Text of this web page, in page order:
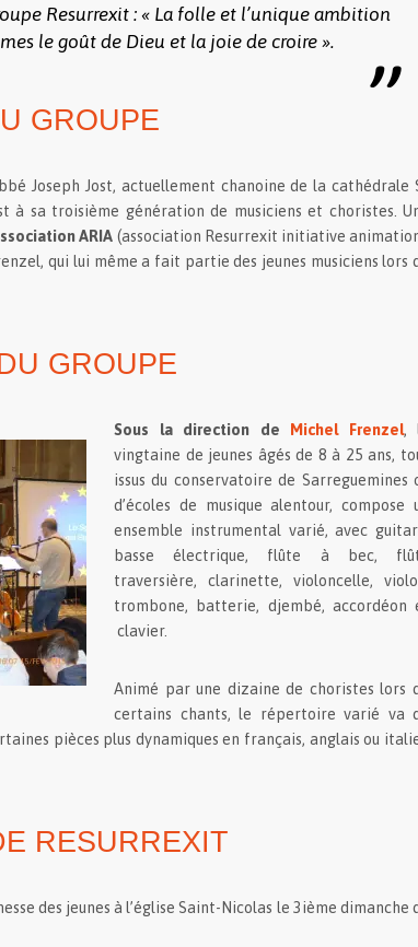
Resurrexit : « La folle et l’unique ambition
le goût de Dieu et la joie de croire ».
GROUPE
Joseph Jost, actuellement chanoine de la cathédrale
à sa troisième génération de musiciens et choristes.
ARIA (association Resurrexit initiative
qui lui même a fait partie des jeunes musiciens lors
GROUPE
Sous la direction de Michel Frenzel,
vingtaine de jeunes âgés de 8 à 25 ans,
issus du conservatoire de Sarreguemines
d’écoles de musique alentour, compose
ensemble instrumental varié, avec
basse électrique, flûte à bec,
traversière, clarinette, violoncelle,
trombone, batterie, djembé, accordéon
clavier.
Animé par une dizaine de choristes lors
certains chants, le répertoire varié va
pièces plus dynamiques en français, anglais ou
RESURREXIT
des jeunes à l’église Saint-Nicolas le 3ième dimanche